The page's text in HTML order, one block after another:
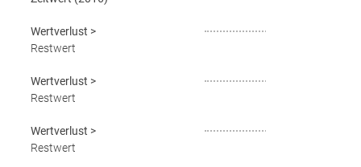
Wertverlust >
Restwert
Wertverlust >
Restwert
Wertverlust >
Restwert